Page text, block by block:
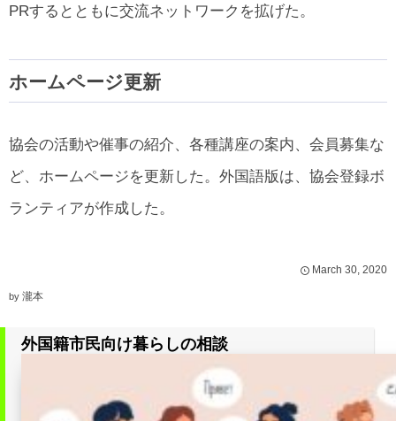
PRするとともに交流ネットワークを拡げた。
ホームページ更新
協会の活動や催事の紹介、各種講座の案内、会員募集な
ど、ホームページを更新した。外国語版は、協会登録ボ
ランティアが作成した。
March 30, 2020
by 瀧本
外国籍市民向け暮らしの相談